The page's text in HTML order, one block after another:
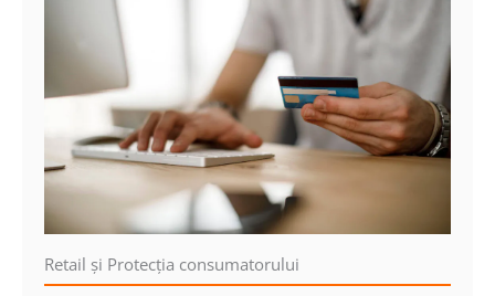
Retail şi Protecţia consumatorului